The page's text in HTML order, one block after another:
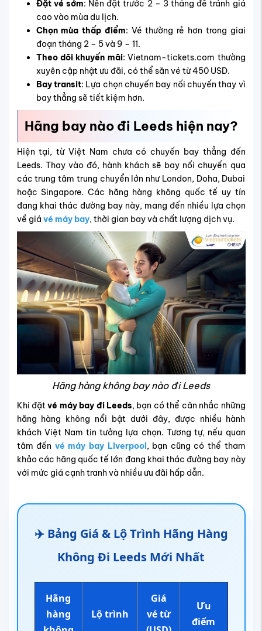
Đặt vé sớm: Nên đặt trước 2 – 3 tháng để tránh giá
cao vào mùa du lịch.
Chọn mùa thấp điểm: Vé thường rẻ hơn trong giai
đoạn tháng 2 – 5 và 9 – 11.
Theo dõi khuyến mãi: Vietnam-tickets.com thường
xuyên cập nhật ưu đãi, có thể săn vé từ 450 USD.
Bay transit: Lựa chọn chuyến bay nối chuyến thay vì
bay thẳng sẽ tiết kiệm hơn.
Hãng bay nào đi Leeds hiện nay?
Hiện tại, từ Việt Nam chưa có chuyến bay thẳng đến
Leeds. Thay vào đó, hành khách sẽ bay nối chuyến qua
các trung tâm trung chuyển lớn như London, Doha, Dubai
hoặc Singapore. Các hãng hàng không quốc tế uy tín
đang khai thác đường bay này, mang đến nhiều lựa chọn
về giá vé máy bay, thời gian bay và chất lượng dịch vụ.
Hãng hàng không bay nào đi Leeds
Khi đặtvé máy bay đi Leeds, bạn có thể cân nhắc những
hãng hàng không nổi bật dưới đây, được nhiều hành
khách Việt Nam tin tưởng lựa chọn. Tương tự, nếu quan
tâm đến vé máy bay Liverpool, bạn cũng có thể tham
khảo các hãng quốc tế lớn đang khai thác đường bay này
với mức giá cạnh tranh và nhiều ưu đãi hấp dẫn.
✈️ Bảng Giá & Lộ Trình Hãng Hàng
Không Đi Leeds Mới Nhất
Hãng
hàng
Lộ trình
Giá
vé từ
Ưu
điểm